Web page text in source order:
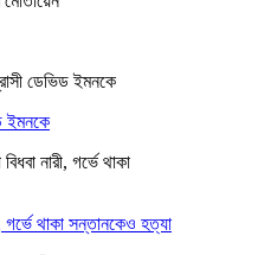
ইমনকে
গর্ভে থাকা সন্তানকেও হত্যা